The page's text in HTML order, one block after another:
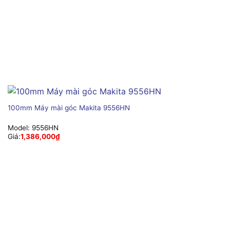
100mm Máy mài góc Makita 9556HN
Model: 9556HN
Giá:1,386,000₫